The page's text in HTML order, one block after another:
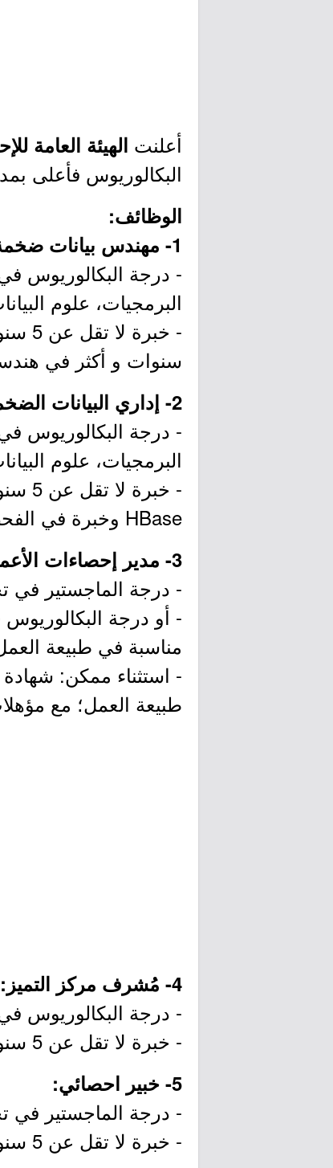
أعلنت الهيئة العامة
البكالوريوس فأعلى
الوظائف:
1- مهندس بيانات ضخمة أول:
- درجة البكالوريوس
البرمجيات، علوم
-
سنوات و أكثر في
2- إداري البيانات الضخمة:
- درجة البكالوريوس
البرمجيات، علوم
HBase وخبرة في الفحص والصيانة.
3- مدير إحصاءات الأعمال:
- درجة الماجستير في
- أو درجة
مناسبة في طبيعة
- استثناء ممكن:
طبيعة العمل؛ مع
4- مُشرف مركز التميز:
- درجة البكالوريوس
- خبرة لا تقل عن 5 سنوات في مجال ذات صلة.
5- خبير احصائي:
- درجة الماجستير في
- خبرة لا تقل عن 5 سنوات في مجال ذات صلة.